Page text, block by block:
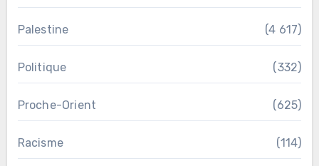
Palestine (4 617)
Politique (332)
Proche-Orient (625)
Racisme (114)